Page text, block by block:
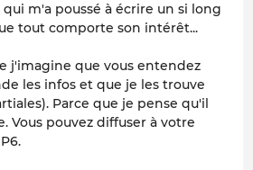
m'a poussé à écrire un si long
tout comporte son intérêt...
j'imagine que vous entendez
les infos et que je les trouve
Parce que je pense qu'il
Vous pouvez diffuser à votre